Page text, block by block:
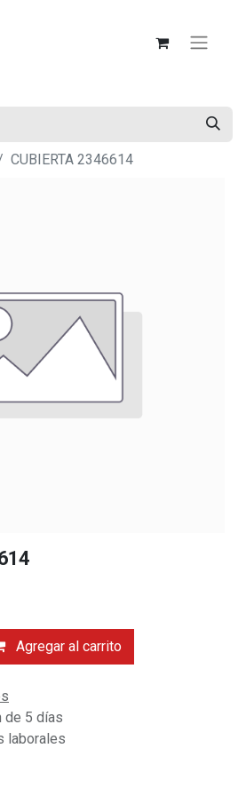
CUBIERTA 2346614
Agregar al carrito
de 5 días
laborales